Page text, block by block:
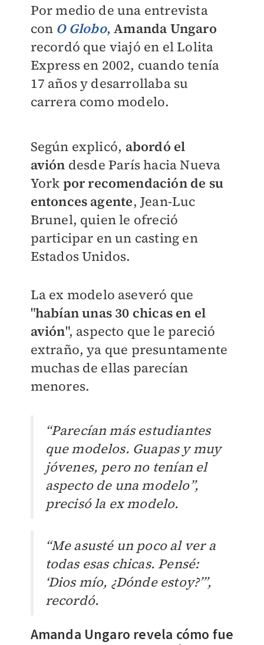
Por medio de una entrevista
con O Globo,Amanda Ungaro
recordó que viajó en el Lolita
Express en 2002, cuando tenía
17 años y desarrollaba su
carrera como modelo.
Según explicó, abordó el
avión desde París hacia Nueva
York por recomendación de su
entonces agente, Jean-Luc
Brunel, quien le ofreció
participar en un casting en
Estados Unidos.
La ex modelo aseveró que
"habían unas 30 chicas en el
avión", aspecto que le pareció
extraño, ya que presuntamente
muchas de ellas parecían
menores.
“Parecían más estudiantes
que modelos. Guapas y muy
jóvenes, pero no tenían el
aspecto de una modelo”,
precisó la ex modelo.
“Me asusté un poco al ver a
todas esas chicas. Pensé:
‘Dios mío, ¿Dónde estoy?’”,
recordó.
Amanda Ungaro revela cómo fue